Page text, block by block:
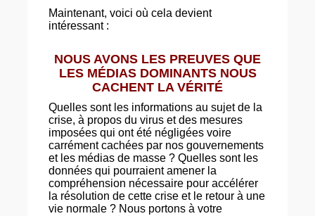
Maintenant, voici où cela devient
intéressant :
NOUS AVONS LES PREUVES QUE
LES MÉDIAS DOMINANTS NOUS
CACHENT LA VÉRITÉ
Quelles sont les informations au sujet de la
crise, à propos du virus et des mesures
imposées qui ont été négligées voire
carrément cachées par nos gouvernements
et les médias de masse ? Quelles sont les
données qui pourraient amener la
compréhension nécessaire pour accélérer
la résolution de cette crise et le retour à une
vie normale ? Nous portons à votre